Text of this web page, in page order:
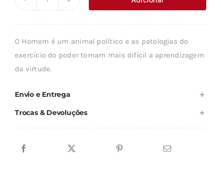
era:
é:
POLÍTICA
O Homem é um animal político e as patologias do
exercício do poder tornam mais difícil a aprendizagem
da virtude.
Envio e Entrega
Trocas & Devoluções